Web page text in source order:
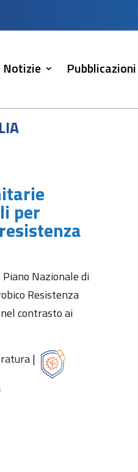
Notizie Pubblicazioni
per
Nazionale di
Resistenza
contrasto ai
|